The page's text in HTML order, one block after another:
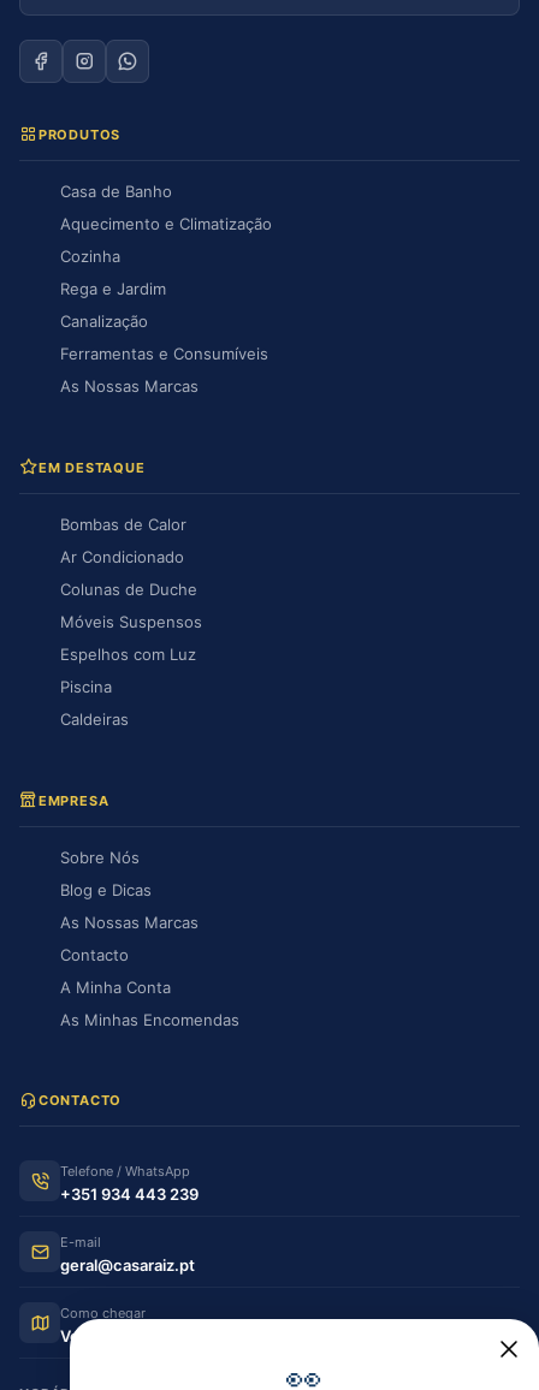
PRODUTOS
Casa de Banho
Aquecimento e Climatização
Cozinha
Rega e Jardim
Canalização
Ferramentas e Consumíveis
As Nossas Marcas
EM DESTAQUE
Bombas de Calor
Ar Condicionado
Colunas de Duche
Móveis Suspensos
Espelhos com Luz
Piscina
Caldeiras
EMPRESA
Sobre Nós
Blog e Dicas
As Nossas Marcas
Contacto
A Minha Conta
As Minhas Encomendas
CONTACTO
Telefone / WhatsApp
+351 934 443 239
E-mail
geral@casaraiz.pt
Como chegar
Ver no Google Maps
👀